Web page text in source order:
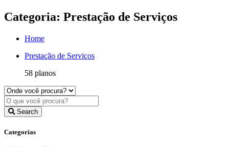
Categoria: Prestação de Serviços
Home
Prestação de Serviços
58 planos
Search
Categorias